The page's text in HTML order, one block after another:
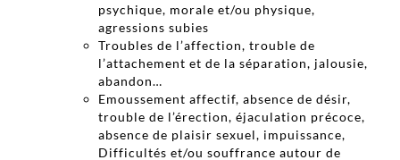
psychique, morale et/ou physique,
agressions subies
Troubles de l’affection, trouble de
l’attachement et de la séparation, jalousie,
abandon…
Emoussement affectif, absence de désir,
trouble de l’érection, éjaculation précoce,
absence de plaisir sexuel, impuissance,
Difficultés et/ou souffrance autour de